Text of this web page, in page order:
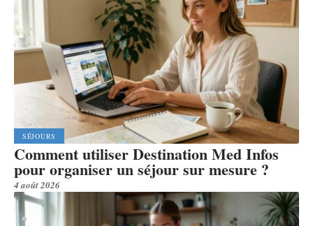
SÉJOURS
Comment utiliser Destination Med Infos
pour organiser un séjour sur mesure ?
4 août 2026